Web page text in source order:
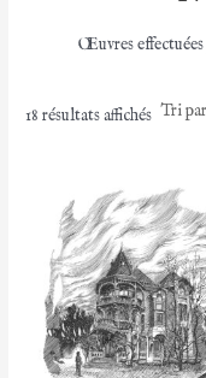
Œuvres
18 résultats affichésTrié